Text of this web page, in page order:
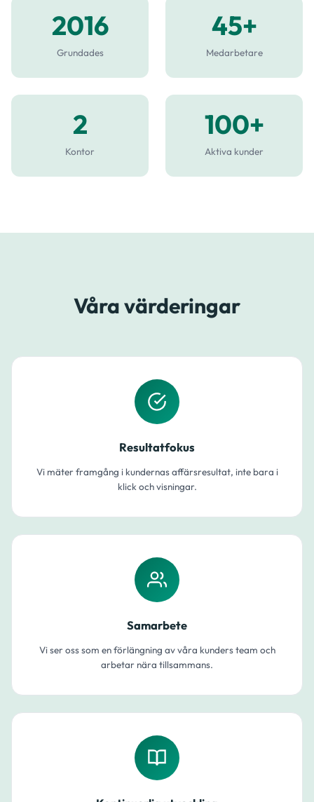
2016
Grundades
45+
Medarbetare
2
Kontor
100+
Aktiva kunder
Våra värderingar
Resultatfokus
Vi mäter framgång i kundernas affärsresultat, inte bara i
klick och visningar.
Samarbete
Vi ser oss som en förlängning av våra kunders team och
arbetar nära tillsammans.